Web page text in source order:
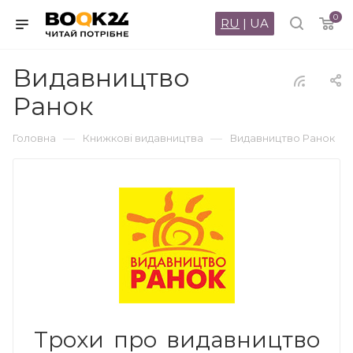
0
RU | UA
Видавництво
Ранок
Головна — Книжкові видавництва — Видавництво Ранок
Трохи про видавництво